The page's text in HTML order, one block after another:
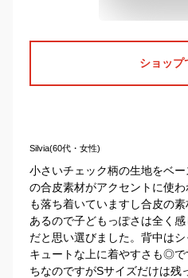
ショップ
Silvia(60代・女性)
小さいチェック柄の生地をベ
の合皮素材がアクセントに使
も落ち着いていますし合皮の
あるので子どもっぽさは全く
だと思い選びました。背中はシ
キュートな上に着やすさも◎
ちなのですがSサイズだけは残